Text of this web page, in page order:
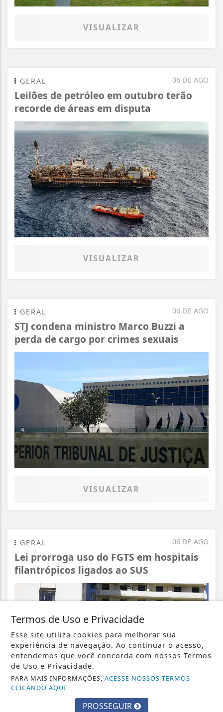
VISUALIZAR
06 DE AGO
GERAL
Leilões de petróleo em outubro terão
recorde de áreas em disputa
VISUALIZAR
06 DE AGO
GERAL
STJ condena ministro Marco Buzzi a
perda de cargo por crimes sexuais
VISUALIZAR
06 DE AGO
GERAL
Lei prorroga uso do FGTS em hospitais
filantrópicos ligados ao SUS
Termos de Uso e Privacidade
Esse site utiliza cookies para melhorar sua
experiência de navegação. Ao continuar o acesso,
entendemos que você concorda com nossos Termos
de Uso e Privacidade.
PARA MAIS INFORMAÇÕES,ACESSE NOSSOS TERMOS
CLICANDO AQUI
PROSSEGUIR